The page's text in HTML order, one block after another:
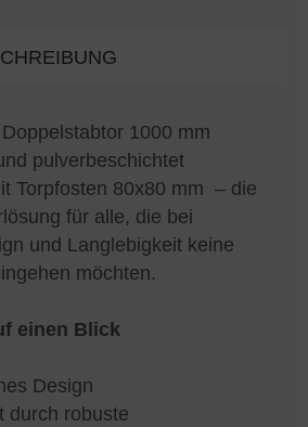
1000 mm
pulverbeschichtet
Torpfosten 80x80 mm – die
für alle, die bei
und Langlebigkeit keine
möchten.
einen Blick
Design
durch robuste